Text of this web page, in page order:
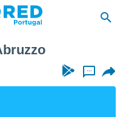
...